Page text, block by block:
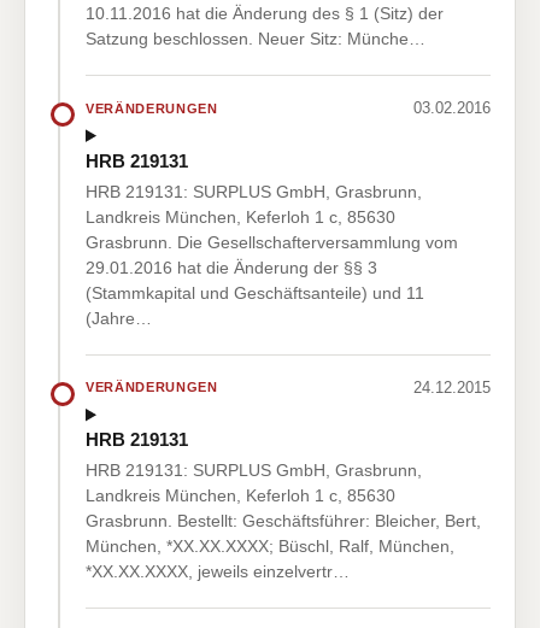
10.11.2016 hat die Änderung des § 1 (Sitz) der
Satzung beschlossen. Neuer Sitz: Münche…
VERÄNDERUNGEN 03.02.2016
HRB 219131
HRB 219131: SURPLUS GmbH, Grasbrunn,
Landkreis München, Keferloh 1 c, 85630
Grasbrunn. Die Gesellschafterversammlung vom
29.01.2016 hat die Änderung der §§ 3
(Stammkapital und Geschäftsanteile) und 11
(Jahre…
VERÄNDERUNGEN 24.12.2015
HRB 219131
HRB 219131: SURPLUS GmbH, Grasbrunn,
Landkreis München, Keferloh 1 c, 85630
Grasbrunn. Bestellt: Geschäftsführer: Bleicher, Bert,
München, *XX.XX.XXXX; Büschl, Ralf, München,
*XX.XX.XXXX, jeweils einzelvertr…